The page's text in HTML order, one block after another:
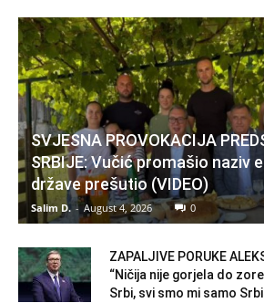
SVJESNA PROVOKACIJA
SRBIJE: Vučić promašio naziv
države prešutio (VIDEO)
Salim D. - August 4, 2026 0
ZAPALJIVE PORUKE
“Ničija nije gorjela do
Srbi, svi smo mi samo